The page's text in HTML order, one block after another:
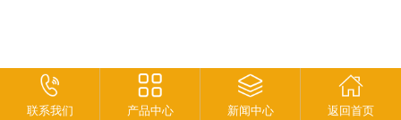
联系我们 产品中心 新闻中心 返回首页